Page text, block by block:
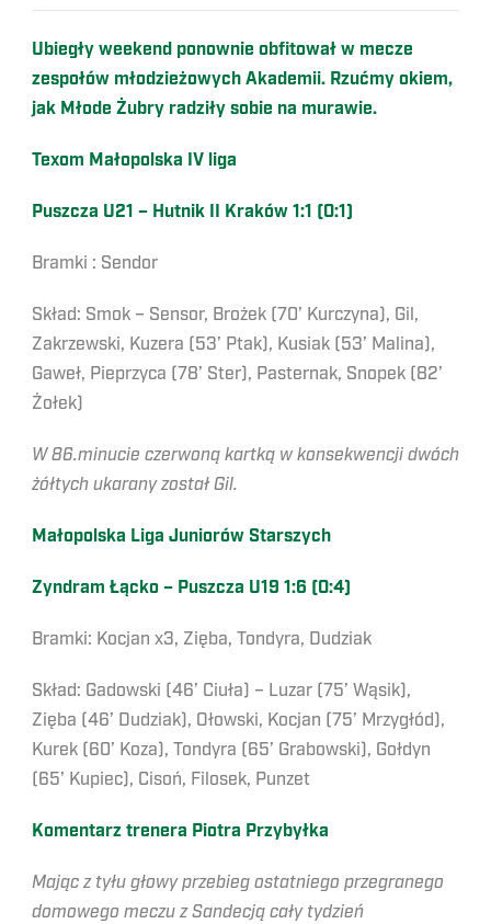
Ubiegły weekend ponownie obfitował w mecze
zespołów młodzieżowych Akademii. Rzućmy okiem,
jak Młode Żubry radziły sobie na murawie.
Texom Małopolska IV liga
Puszcza U21 – Hutnik II Kraków 1:1 (0:1)
Bramki : Sendor
Skład: Smok – Sensor, Brożek (70’ Kurczyna), Gil,
Zakrzewski, Kuzera (53’ Ptak), Kusiak (53’ Malina),
Gaweł, Pieprzyca (78’ Ster), Pasternak, Snopek (82’
Żołek)
W 86.minucie czerwoną kartką w konsekwencji dwóch
żółtych ukarany został Gil.
Małopolska Liga Juniorów Starszych
Zyndram Łącko – Puszcza U19 1:6 (0:4)
Bramki: Kocjan x3, Zięba, Tondyra, Dudziak
Skład: Gadowski (46’ Ciuła) – Luzar (75’ Wąsik),
Zięba (46’ Dudziak), Ołowski, Kocjan (75’ Mrzygłód),
Kurek (60’ Koza), Tondyra (65’ Grabowski), Gołdyn
(65’ Kupiec), Cisoń, Filosek, Punzet
Komentarz trenera Piotra Przybyłka
Mając z tyłu głowy przebieg ostatniego przegranego
domowego meczu z Sandecją cały tydzień